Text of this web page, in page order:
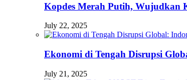
Kopdes Merah Putih, Wujudkan
July 22, 2025
Ekonomi di Tengah Disrupsi
July 21, 2025